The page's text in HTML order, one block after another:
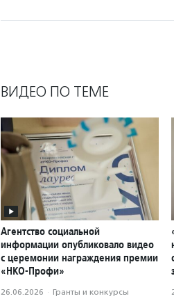
ВИДЕО ПО ТЕМЕ
Агентство социальной
информации опубликовало видео
с церемонии награждения премии
«НКО-Профи»
26.06.2026 · Гранты и конкурсы